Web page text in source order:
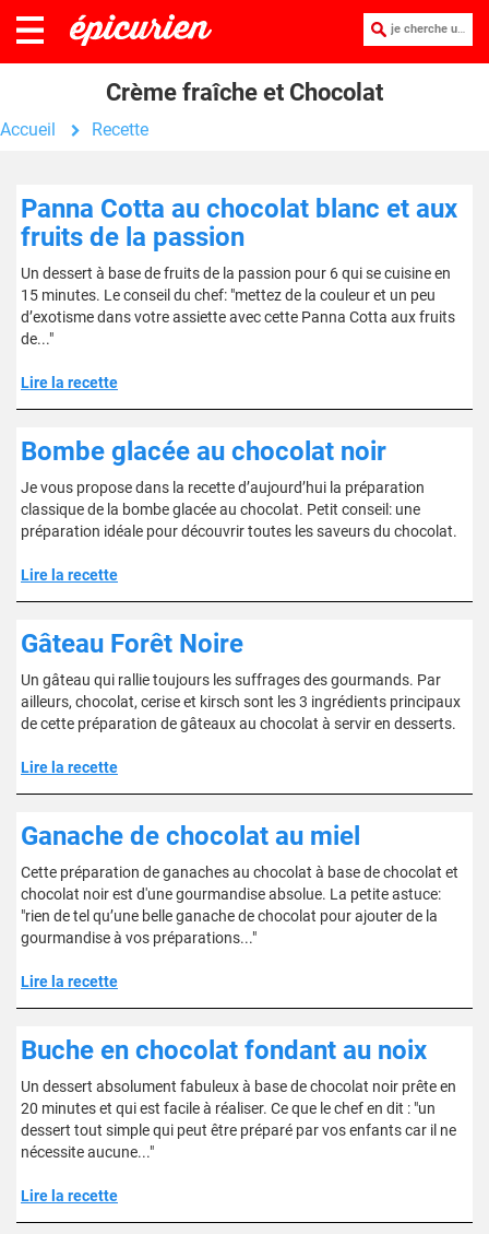
je cherche une recette :
Crème fraîche et Chocolat
Accueil Recette
Panna Cotta au chocolat blanc et aux
fruits de la passion
Un dessert à base de fruits de la passion pour 6 qui se cuisine en
15 minutes. Le conseil du chef: "mettez de la couleur et un peu
d’exotisme dans votre assiette avec cette Panna Cotta aux fruits
de..."
Lire la recette
Bombe glacée au chocolat noir
Je vous propose dans la recette d’aujourd’hui la préparation
classique de la bombe glacée au chocolat. Petit conseil: une
préparation idéale pour découvrir toutes les saveurs du chocolat.
Lire la recette
Gâteau Forêt Noire
Un gâteau qui rallie toujours les suffrages des gourmands. Par
ailleurs, chocolat, cerise et kirsch sont les 3 ingrédients principaux
de cette préparation de gâteaux au chocolat à servir en desserts.
Lire la recette
Ganache de chocolat au miel
Cette préparation de ganaches au chocolat à base de chocolat et
chocolat noir est d'une gourmandise absolue. La petite astuce:
"rien de tel qu’une belle ganache de chocolat pour ajouter de la
gourmandise à vos préparations..."
Lire la recette
Buche en chocolat fondant au noix
Un dessert absolument fabuleux à base de chocolat noir prête en
20 minutes et qui est facile à réaliser. Ce que le chef en dit : "un
dessert tout simple qui peut être préparé par vos enfants car il ne
nécessite aucune..."
Lire la recette